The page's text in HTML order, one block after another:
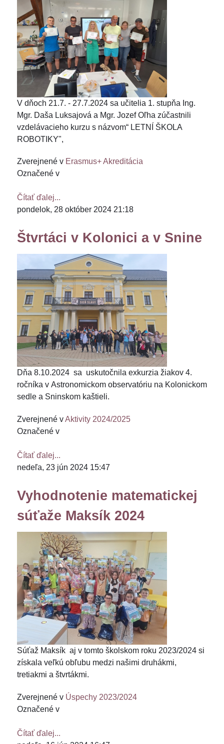
V dňoch 21.7. - 27.7.2024 sa učitelia 1. stupňa Ing.
Mgr. Daša Luksajová a Mgr. Jozef Oľha zúčastnili
vzdelávacieho kurzu s názvom“ LETNÍ ŠKOLA
ROBOTIKY",
Zverejnené v Erasmus+ Akreditácia
Označené v
Čítať ďalej...
pondelok, 28 október 2024 21:18
Štvrtáci v Kolonici a v Snine
Dňa 8.10.2024 sa uskutočnila exkurzia žiakov 4.
ročníka v Astronomickom observatóriu na Kolonickom
sedle a Sninskom kaštieli.
Zverejnené vAktivity 2024/2025
Označené v
Čítať ďalej...
nedeľa, 23 jún 2024 15:47
Vyhodnotenie matematickej
súťaže Maksík 2024
Súťaž Maksík aj v tomto školskom roku 2023/2024 si
získala veľkú obľubu medzi našimi druhákmi,
tretiakmi a štvrtákmi.
Zverejnené v Úspechy 2023/2024
Označené v
Čítať ďalej...